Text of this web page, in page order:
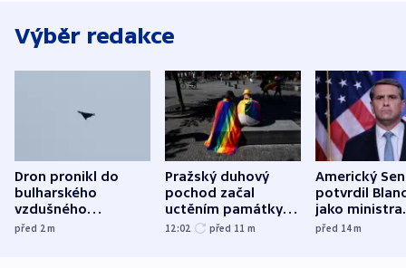
Výběr redakce
Dron pronikl do
bulharského
vzdušného
prostoru,
před 2m
Pražský duhový
pochod začal
uctěním památky
obětí berlínského
12:02 před 11 m
Americký
potvrdil
jako ministra
před 14m